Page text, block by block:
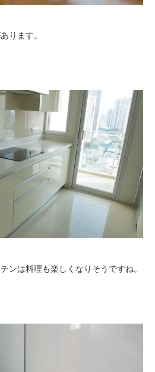
ります。
ンは料理も楽しくなりそうですね。